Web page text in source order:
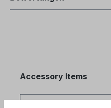
Produktgalerie überspringen
Accessory Items